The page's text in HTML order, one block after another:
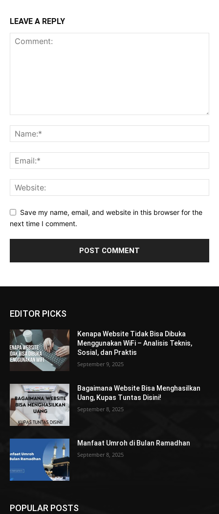
LEAVE A REPLY
Save my name, email, and website in this browser for the
next time I comment.
EDITOR PICKS
Kenapa Website Tidak Bisa Dibuka
Menggunakan WiFi – Analisis Teknis,
Sosial, dan Praktis
September 9, 2025
Bagaimana Website Bisa Menghasilkan
Uang, Kupas Tuntas Disini!
September 8, 2025
Manfaat Umroh di Bulan Ramadhan
September 8, 2025
POPULAR POSTS